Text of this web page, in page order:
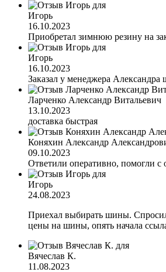
Игорь
16.10.2023
Приобретал зимнюю резину на
Игорь
16.10.2023
Заказал у менеджера
Ларченко Александр Витальевич
13.10.2023
доставка быстрая
Коняхин Александр
09.10.2023
Ответили оперативно, помогли с
Игорь
24.08.2023
Приехал выбирать шины. Спросил
цены на шины, опять начала
Вячеслав К.
11.08.2023